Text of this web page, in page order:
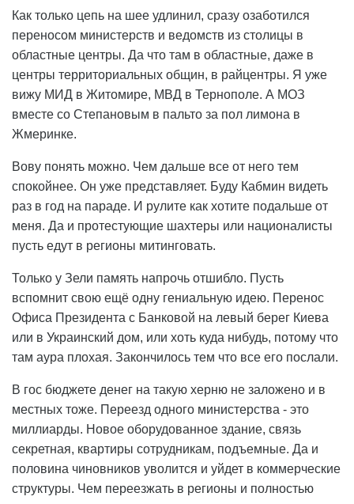
Как только цепь на шее удлинил, сразу озаботился
переносом министерств и ведомств из столицы в
областные центры. Да что там в областные, даже в
центры территориальных общин, в райцентры. Я уже
вижу МИД в Житомире, МВД в Тернополе. А МОЗ
вместе со Степановым в пальто за пол лимона в
Жмеринке.
Вову понять можно. Чем дальше все от него тем
спокойнее. Он уже представляет. Буду Кабмин видеть
раз в год на параде. И рулите как хотите подальше от
меня. Да и протестующие шахтеры или националисты
пусть едут в регионы митинговать.
Только у Зели память напрочь отшибло. Пусть
вспомнит свою ещё одну гениальную идею. Перенос
Офиса Президента с Банковой на левый берег Киева
или в Украинский дом, или хоть куда нибудь, потому что
там аура плохая. Закончилось тем что все его послали.
В гос бюджете денег на такую херню не заложено и в
местных тоже. Переезд одного министерства - это
миллиарды. Новое оборудованное здание, связь
секретная, квартиры сотрудникам, подъемные. Да и
половина чиновников уволится и уйдет в коммерческие
структуры. Чем переезжать в регионы и полностью